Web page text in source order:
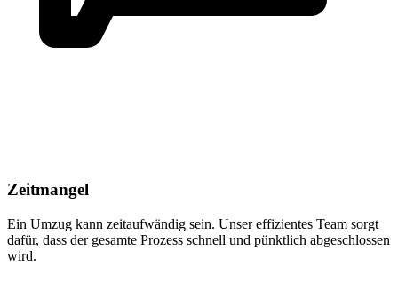
Zeitmangel
Ein Umzug kann zeitaufwändig sein. Unser effizientes Team sorgt
dafür, dass der gesamte Prozess schnell und pünktlich abgeschlossen
wird.